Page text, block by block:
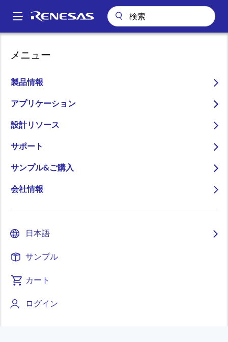
ン
Main
メニュー
製品情報
アプリケーション
設計リソース
サポート
サンプル&ご購入
会社情報
日本語
サンプル
カート
ログイン
パ
ン
く
ず2024年9月21日
このビデオについて
ローターバッハ社のTRACE32®はあらゆる種類の組込み
システムの解析、最適化、認証を可能にする、最先端
のハードウェアおよびソフトウェアのコンポーネント
その他のリソース